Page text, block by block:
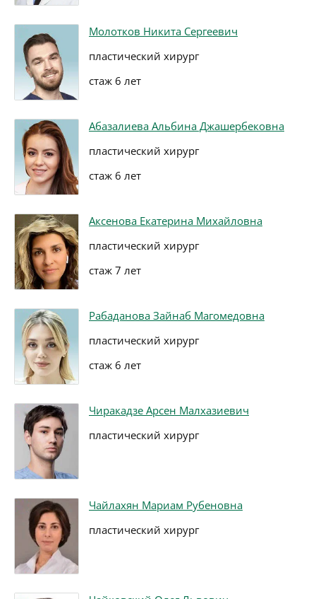
Молотков Никита Сергеевич
пластический хирург
стаж 6 лет
Абазалиева Альбина Джашербековна
пластический хирург
стаж 6 лет
Аксенова Екатерина Михайловна
пластический хирург
стаж 7 лет
Рабаданова Зайнаб Магомедовна
пластический хирург
стаж 6 лет
Чиракадзе Арсен Малхазиевич
пластический хирург
Чайлахян Мариам Рубеновна
пластический хирург